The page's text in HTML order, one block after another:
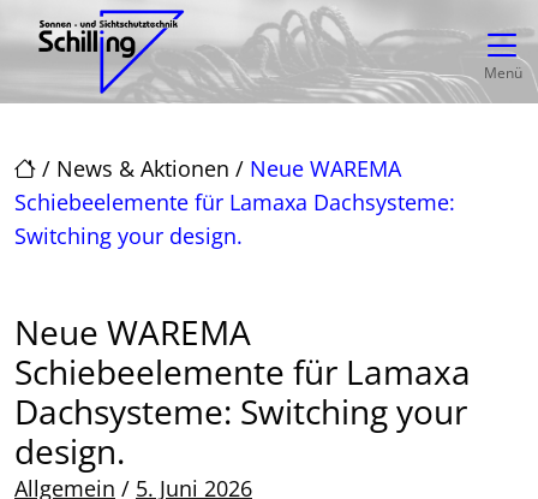
zur Top-Navigation
zur Hauptnavigation
Inhalt springen
zum Footer
Hauptnavigation
Menü
/ News & Aktionen / Neue WAREMA
Schiebeelemente für Lamaxa Dachsysteme:
Switching your design.
Neue WAREMA
Schiebeelemente für Lamaxa
Dachsysteme: Switching your
design.
Allgemein / Posted on
5. Juni 2026